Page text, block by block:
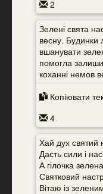
2
Зелені свята
весну.
вшанувати
помогла
коханні немов
Копіювати
4
Хай дух святий
Дасть сили і
А гілочка
Святковий
Вітаю із